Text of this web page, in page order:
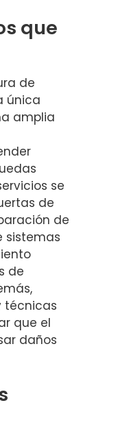
que
de
única
amplia
se
de
de
sistemas
de
técnicas
que el
daños